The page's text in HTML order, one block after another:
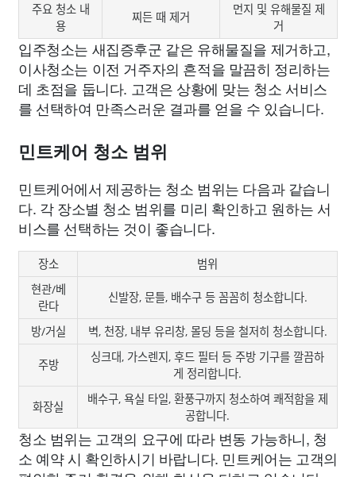
주요 청소 내
용
찌든 때 제거
먼지 및 유해물질 제
거
입주청소는 새집증후군 같은 유해물질을 제거하고,
이사청소는 이전 거주자의 흔적을 말끔히 정리하는
데 초점을 둡니다. 고객은 상황에 맞는 청소 서비스
를 선택하여 만족스러운 결과를 얻을 수 있습니다.
민트케어 청소 범위
민트케어에서 제공하는 청소 범위는 다음과 같습니
다. 각 장소별 청소 범위를 미리 확인하고 원하는 서
비스를 선택하는 것이 좋습니다.
장소
범위
현관/베
란다
신발장, 문틀, 배수구 등 꼼꼼히 청소합니다.
방/거실 벽, 천장, 내부 유리창, 몰딩 등을 철저히 청소합니다.
주방
싱크대, 가스렌지, 후드 필터 등 주방 기구를 깔끔하
게 정리합니다.
화장실
배수구, 욕실 타일, 환풍구까지 청소하여 쾌적함을 제
공합니다.
청소 범위는 고객의 요구에 따라 변동 가능하니, 청
소 예약 시 확인하시기 바랍니다. 민트케어는 고객의